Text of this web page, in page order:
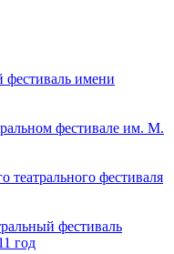
фестиваль имени
фестивале им. М.
театрального фестиваля
фестиваль
год